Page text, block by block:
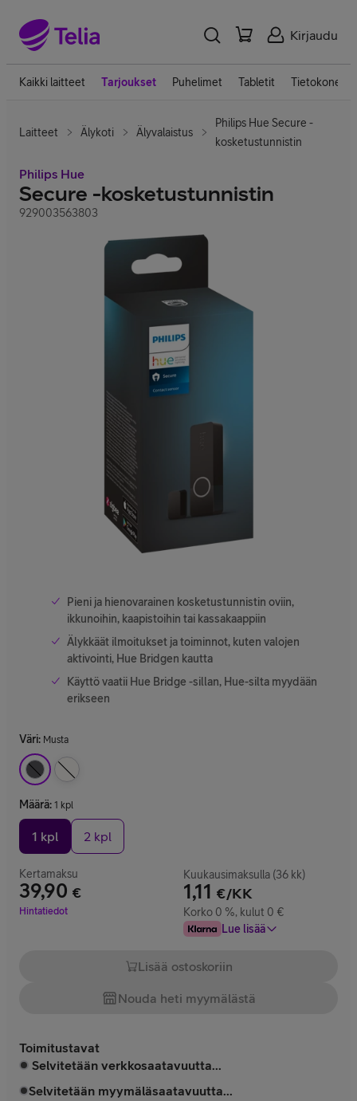
Kirjaudu
Kaikki laitteet Tarjoukset Puhelimet Tabletit Tietokoneet
Laitteet Älykoti Älyvalaistus
Philips Hue Secure -
kosketustunnistin
Philips Hue
Secure -kosketustunnistin
929003563803
Pieni ja hienovarainen kosketustunnistin oviin,
ikkunoihin, kaapistoihin tai kassakaappiin
Älykkäät ilmoitukset ja toiminnot, kuten valojen
aktivointi, Hue Bridgen kautta
Käyttö vaatii Hue Bridge -sillan, Hue-silta myydään
erikseen
Väri: Musta
Määrä: 1 kpl
1 kpl 2 kpl
Kertamaksu
39,90 €
Hinta 39,90 €
Hintatiedot
Kuukausimaksulla (36 kk)
1,11 €/KK
Korko 0 %, kulut 0 €
Lue lisää
Lisää ostoskoriin
Nouda heti myymälästä
Toimitustavat
Selvitetään verkkosaatavuutta...
Selvitetään myymäläsaatavuutta...